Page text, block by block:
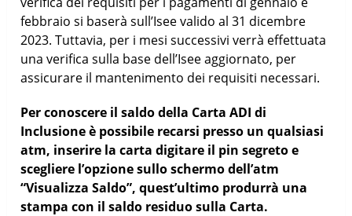
febbraio si baserà sull’Isee valido al 31 dicembre
2023. Tuttavia, per i mesi successivi verrà effettuata
una verifica sulla base dell’Isee aggiornato, per
assicurare il mantenimento dei requisiti necessari.
Per conoscere il saldo della Carta ADI di
Inclusione è possibile recarsi presso un qualsiasi
atm, inserire la carta digitare il pin segreto e
scegliere l’opzione sullo schermo dell’atm
“Visualizza Saldo”, quest’ultimo produrrà una
stampa con il saldo residuo sulla Carta.